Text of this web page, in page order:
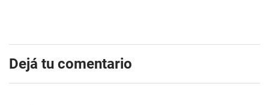
Dejá tu comentario